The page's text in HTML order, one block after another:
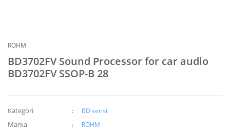
ROHM
BD3702FV Sound Processor for car audio
BD3702FV SSOP-B 28
Kategori BD serisi
Marka ROHM